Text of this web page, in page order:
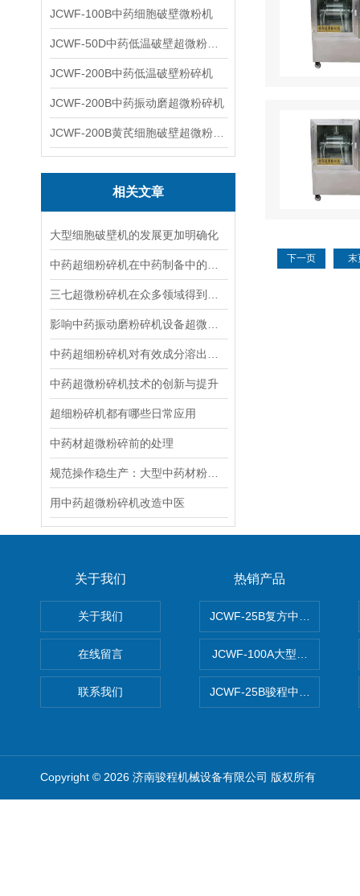
JCWF-100B中药细胞破壁微粉机
JCWF-200B中药低温破壁粉碎机
JCWF-200B中药振动磨超微粉碎机
相关文章
大型细胞破壁机的发展更加明确化
中药超微粉碎机技术的创新与提升
超细粉碎机都有哪些日常应用
中药材超微粉碎前的处理
用中药超微粉碎机改造中医
下一页 末
关于我们
关于我们
在线留言
联系我们
热销产品
JCWF-25B复方中药材超微粉
JCWF-100A大型中药材超微
JCWF-25B骏程中草药超细粉
Copyright © 2026 济南骏程机械设备有限公司 版权所有